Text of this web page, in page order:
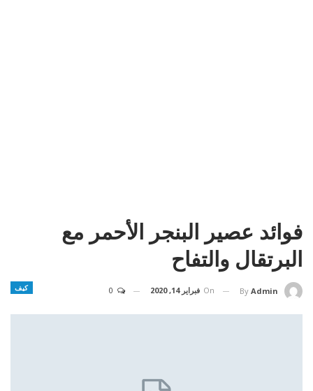
فوائد عصير البنجر الأحمر مع
البرتقال والتفاح
كيف By Admin
On فبراير 14, 2020